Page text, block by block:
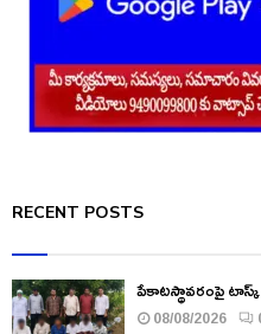
RECENT POSTS
పేకాటస్థావరంపై
08/08/2026